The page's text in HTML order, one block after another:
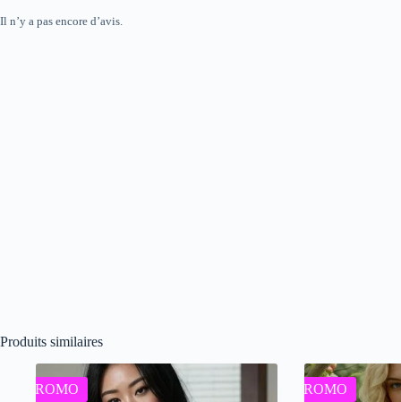
Il n’y a pas encore d’avis.
Produits similaires
PROMO PROMO